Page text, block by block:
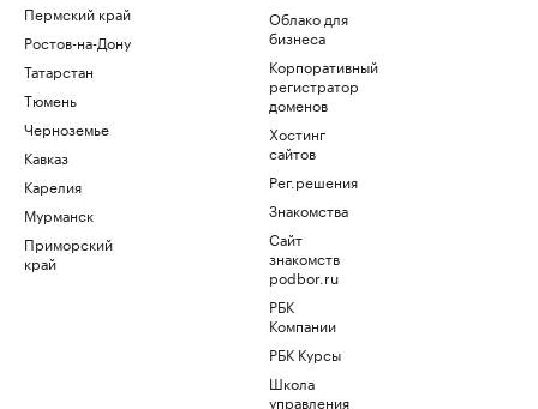
Пермский край
Ростов-на-Дону
Татарстан
Тюмень
Черноземье
Кавказ
Карелия
Мурманск
Приморский
край
Облако для
бизнеса
Корпоративный
регистратор
доменов
Хостинг
сайтов
Рег.решения
Знакомства
Сайт
знакомств
podbor.ru
РБК
Компании
РБК Курсы
Школа
управления